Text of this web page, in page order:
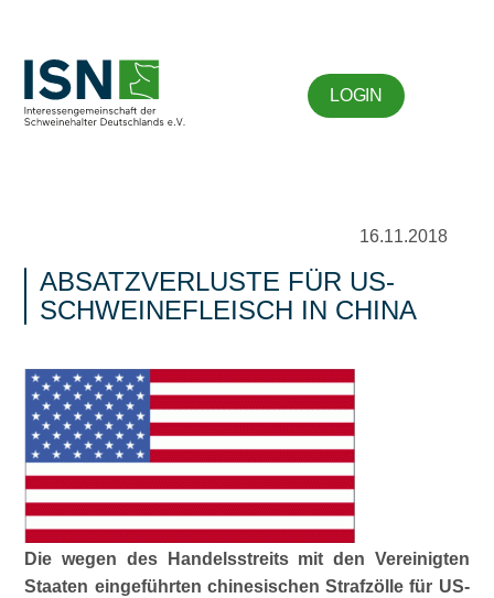
LOGIN
16.11.2018
ABSATZVERLUSTE FÜR US-
SCHWEINEFLEISCH IN CHINA
Die wegen des Handelsstreits mit den Vereinigten
Staaten eingeführten chinesischen Strafzölle für US-